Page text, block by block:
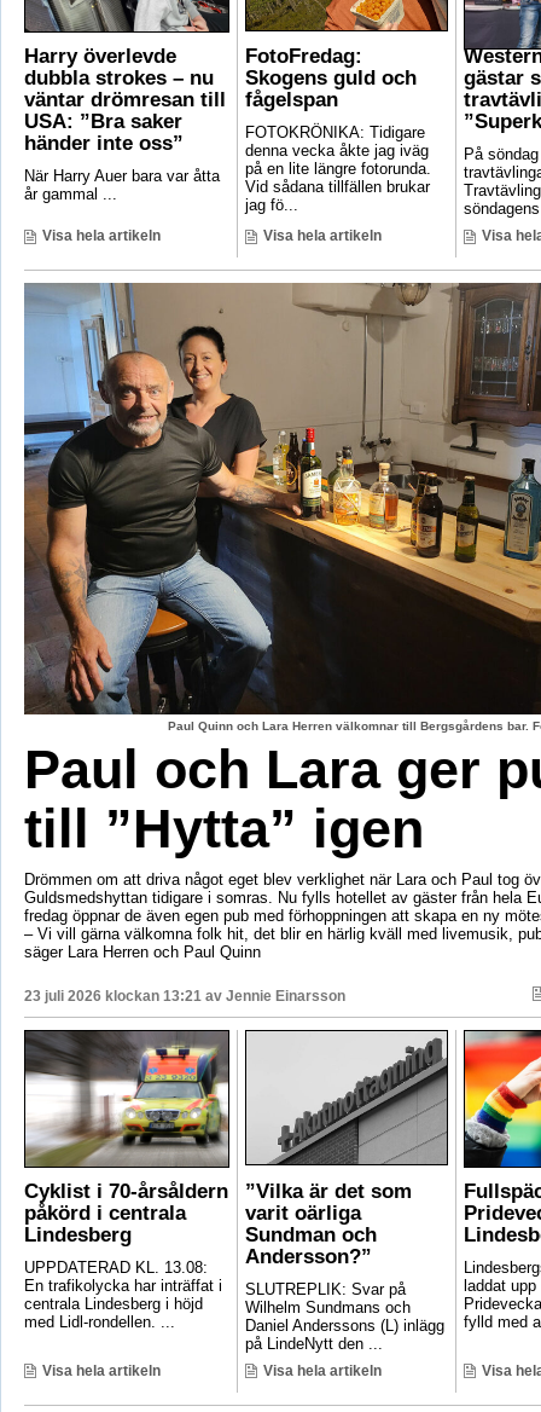
Harry överlevde
dubbla strokes – nu
väntar drömresan till
USA: ”Bra saker
händer inte oss”
När Harry Auer bara var åtta
år gammal ...
Visa hela artikeln
FotoFredag:
Skogens guld och
fågelspan
FOTOKRÖNIKA: Tidigare
denna vecka åkte jag iväg
på en lite längre fotorunda.
Vid sådana tillfällen brukar
jag fö...
Visa hela artikeln
gästar
På
Visa
Paul Quinn och Lara Herren välkomnar till Bergsgårdens bar.
Paul och Lara ger
till ”Hytta” igen
Drömmen om att driva något eget blev verklighet när Lara och Paul tog
Guldsmedshyttan tidigare i somras. Nu fylls hotellet av gäster från hela
fredag öppnar de även egen pub med förhoppningen att skapa en ny
– Vi vill gärna välkomna folk hit, det blir en härlig kväll med livemusik,
säger Lara Herren och Paul Quinn
23 juli 2026 klockan 13:21 av Jennie Einarsson
Cyklist i 70-årsåldern
påkörd i centrala
Lindesberg
UPPDATERAD KL. 13.08:
En trafikolycka har inträffat i
centrala Lindesberg i höjd
med Lidl-rondellen. ...
Visa hela artikeln
”Vilka är det som
varit oärliga
Sundman och
Andersson?”
SLUTREPLIK: Svar på
Wilhelm Sundmans och
Daniel Anderssons (L) inlägg
på LindeNytt den ...
Visa hela artikeln
laddat
fylld med
Visa